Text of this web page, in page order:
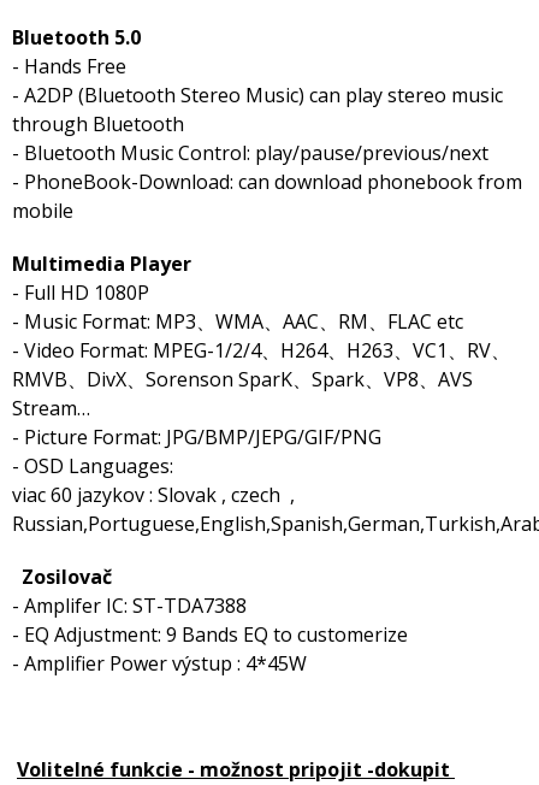
Bluetooth 5.0
- Hands Free
- A2DP (Bluetooth Stereo Music) can play stereo music
through Bluetooth
- Bluetooth Music Control: play/pause/previous/next
- PhoneBook-Download: can download phonebook from
mobile
Multimedia Player
- Full HD 1080P
- Music Format: MP3、WMA、AAC、RM、FLAC etc
- Video Format: MPEG-1/2/4、H264、H263、VC1、RV、
RMVB、DivX、Sorenson SparK、Spark、VP8、AVS
Stream…
- Picture Format: JPG/BMP/JEPG/GIF/PNG
- OSD Languages:
viac 60 jazykov : Slovak , czech ,
Zosilovač
- Amplifer IC: ST-TDA7388
- EQ Adjustment: 9 Bands EQ to customerize
- Amplifier Power výstup : 4*45W
Volitelné funkcie - možnost pripojit -dokupit